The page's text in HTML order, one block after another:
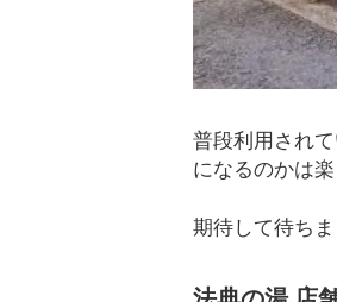
普段利用され
になるのかは楽
期待して待ちま